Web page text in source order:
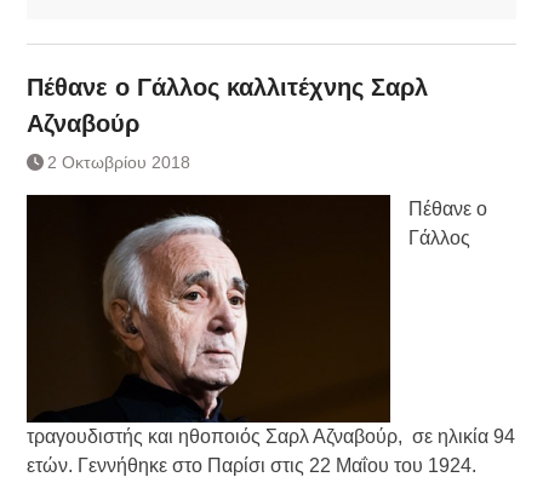
Πέθανε ο Γάλλος καλλιτέχνης Σαρλ
Αζναβούρ
2 Οκτωβρίου 2018
Πέθανε ο
Γάλλος
τραγουδιστής και ηθοποιός Σαρλ Αζναβούρ, σε ηλικία 94
ετών. Γεννήθηκε στο Παρίσι στις 22 Μαΐου του 1924.